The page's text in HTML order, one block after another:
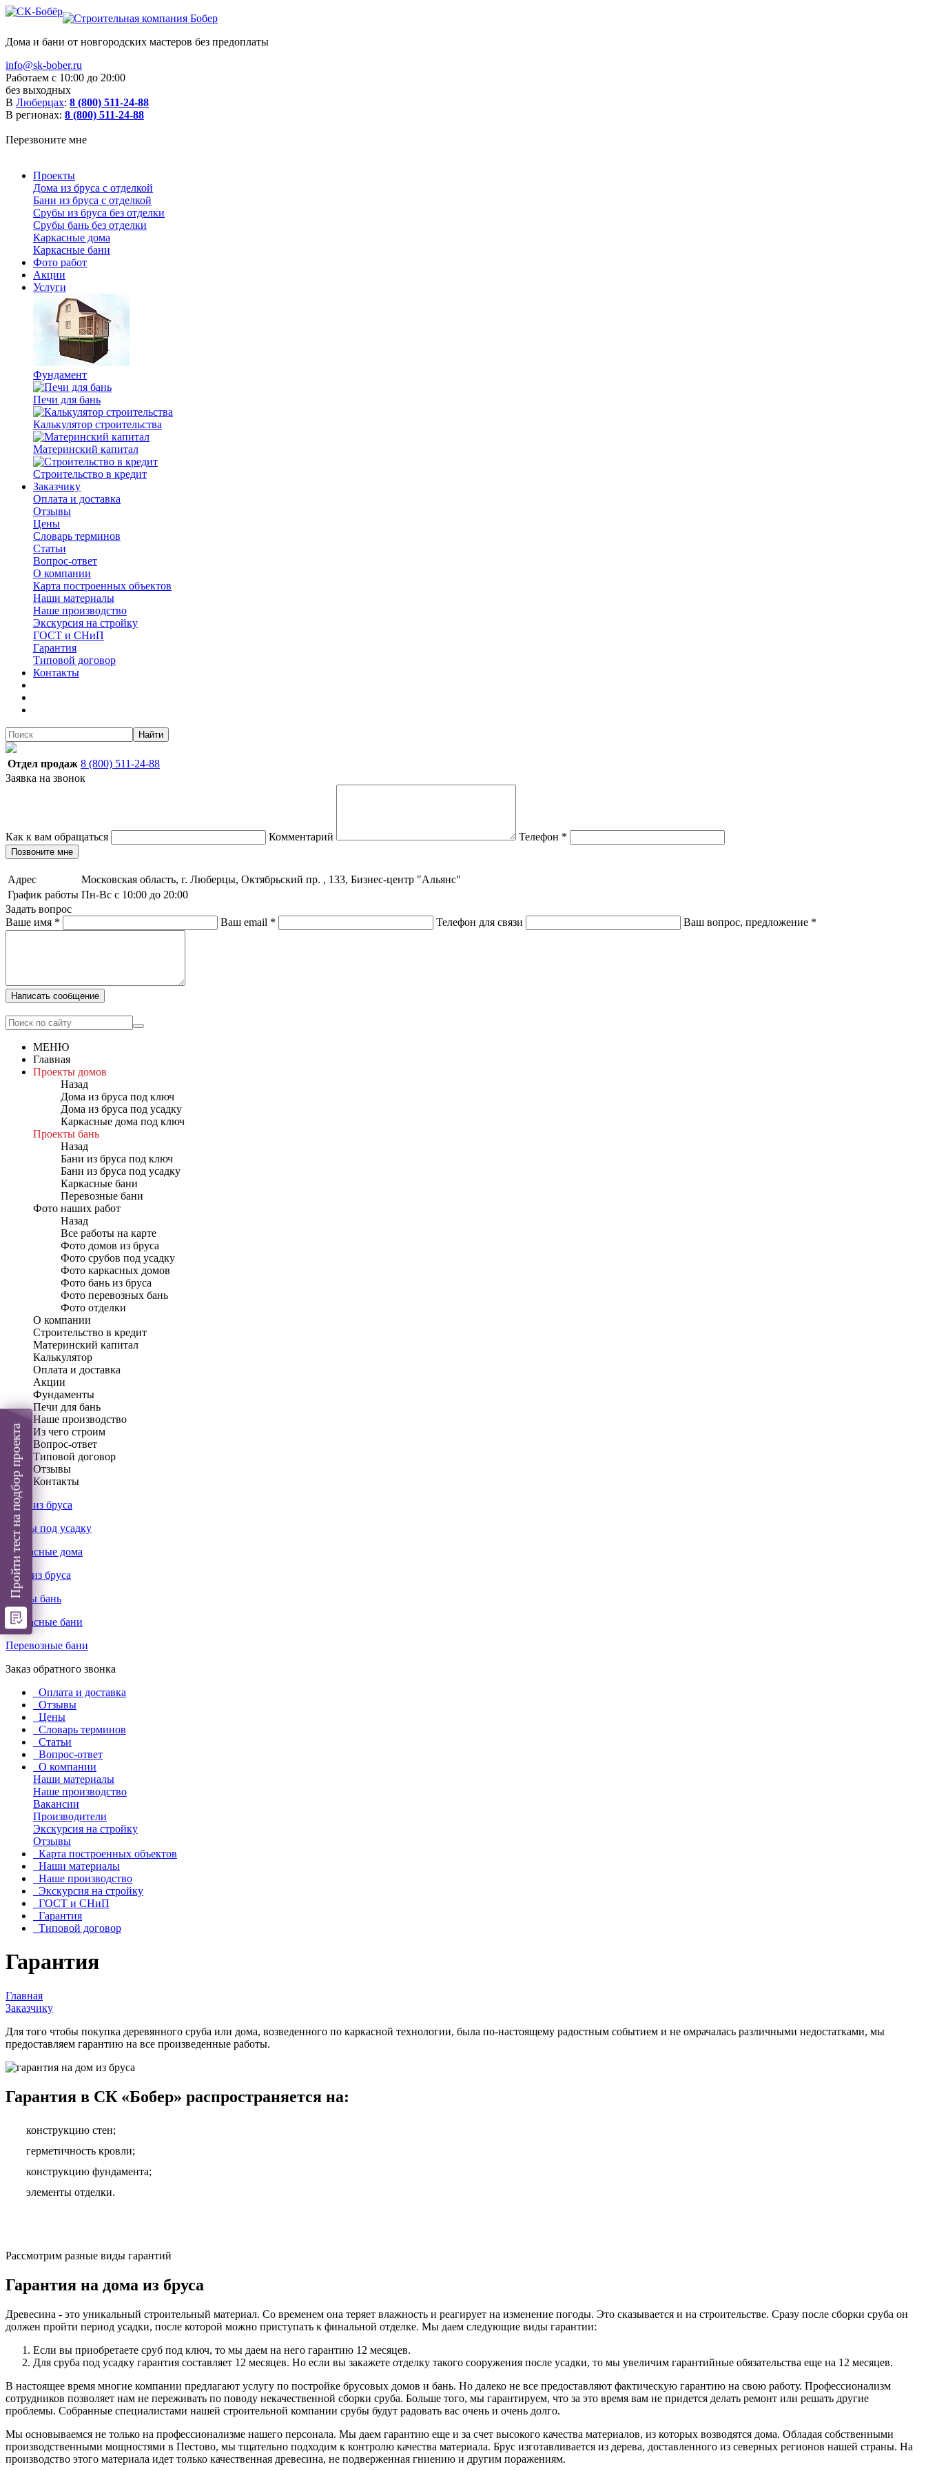
Дома и бани от новгородских мастеров без предоплаты
info@sk-bober.ru
Работаем с 10:00 до 20:00
без выходных
В Люберцах: 8 (800) 511-24-88
В регионах: 8 (800) 511-24-88
Перезвоните мне
Проекты
Дома из бруса с отделкой
Бани из бруса с отделкой
Срубы из бруса без отделки
Срубы бань без отделки
Каркасные дома
Каркасные бани
Фото работ
Акции
Услуги
Фундамент
Печи для бань
Калькулятор строительства
Материнский капитал
Строительство в кредит
Заказчику
Оплата и доставка
Отзывы
Цены
Словарь терминов
Статьи
Вопрос-ответ
О компании
Карта построенных объектов
Наши материалы
Наше производство
Экскурсия на стройку
ГОСТ и СНиП
Гарантия
Типовой договор
Контакты
Найти
Отдел продаж 8 (800) 511-24-88
Заявка на звонок
Как к вам обращаться Комментарий Телефон *
Позвоните мне
Адрес
Московская область, г. Люберцы, Октябрьский пр. , 133, Бизнес-центр "Альянс"
График работы Пн-Вс с 10:00 до 20:00
Задать вопрос
Ваше имя * Ваш email * Телефон для связи Ваш вопрос, предложение *
Написать сообщение
МЕНЮ
Главная
Проекты домов
Назад
Дома из бруса под ключ
Дома из бруса под усадку
Каркасные дома под ключ
Проекты бань
Назад
Бани из бруса под ключ
Бани из бруса под усадку
Каркасные бани
Перевозные бани
Фото наших работ
Назад
Все работы на карте
Фото домов из бруса
Фото срубов под усадку
Фото каркасных домов
Фото бань из бруса
Фото перевозных бань
Фото отделки
О компании
Строительство в кредит
Материнский капитал
Калькулятор
Оплата и доставка
Акции
Фундаменты
Печи для бань
Наше производство
Из чего строим
Вопрос-ответ
Типовой договор
Отзывы
Контакты
Дома из бруса
Срубы под усадку
Каркасные дома
Бани из бруса
Срубы бань
Каркасные бани
Перевозные бани
Заказ обратного звонка
Оплата и доставка
Отзывы
Цены
Словарь терминов
Статьи
Вопрос-ответ
О компании
Наши материалы
Наше производство
Вакансии
Производители
Экскурсия на стройку
Отзывы
Карта построенных объектов
Наши материалы
Наше производство
Экскурсия на стройку
ГОСТ и СНиП
Гарантия
Типовой договор
Гарантия
Главная
Заказчику
Для того чтобы покупка деревянного сруба или дома, возведенного по каркасной технологии, была по-настоящему радостным событием и не омрачалась различными недостатками, мы
предоставляем гарантию на все произведенные работы.
Гарантия в СК «Бобер» распространяется на:
конструкцию стен;
герметичность кровли;
конструкцию фундамента;
элементы отделки.
Рассмотрим разные виды гарантий
Гарантия на дома из бруса
Древесина - это уникальный строительный материал. Со временем она теряет влажность и реагирует на изменение погоды. Это сказывается и на строительстве. Сразу после сборки сруба он
должен пройти период усадки, после которой можно приступать к финальной отделке. Мы даем следующие виды гарантии:
Если вы приобретаете сруб под ключ, то мы даем на него гарантию 12 месяцев.
Для сруба под усадку гарантия составляет 12 месяцев. Но если вы закажете отделку такого сооружения после усадки, то мы увеличим гарантийные обязательства еще на 12 месяцев.
В настоящее время многие компании предлагают услугу по постройке брусовых домов и бань. Но далеко не все предоставляют фактическую гарантию на свою работу. Профессионализм
сотрудников позволяет нам не переживать по поводу некачественной сборки сруба. Больше того, мы гарантируем, что за это время вам не придется делать ремонт или решать другие
проблемы. Собранные специалистами нашей строительной компании срубы будут радовать вас очень и очень долго.
Мы основываемся не только на профессионализме нашего персонала. Мы даем гарантию еще и за счет высокого качества материалов, из которых возводятся дома. Обладая собственными
производственными мощностями в Пестово, мы тщательно подходим к контролю качества материала. Брус изготавливается из дерева, доставленного из северных регионов нашей страны. На
производство этого материала идет только качественная древесина, не подверженная гниению и другим поражениям.
Пройти тест на подбор проекта